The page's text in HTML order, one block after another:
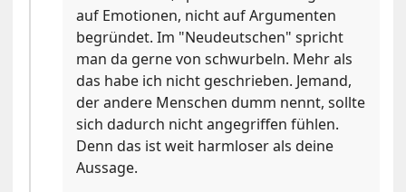
auf Emotionen, nicht auf Argumenten
begründet. Im "Neudeutschen" spricht
man da gerne von schwurbeln. Mehr als
das habe ich nicht geschrieben. Jemand,
der andere Menschen dumm nennt, sollte
sich dadurch nicht angegriffen fühlen.
Denn das ist weit harmloser als deine
Aussage.